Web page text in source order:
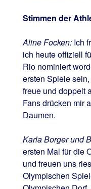
Stimmen der
Aline Focken:Ich
ich heute offiziell
Rio nominiert
ersten Spiele
freue und doppelt
Fans drücken mir
Daumen.
Karla Borger und
ersten Mal für die
und freuen uns
Olympischen